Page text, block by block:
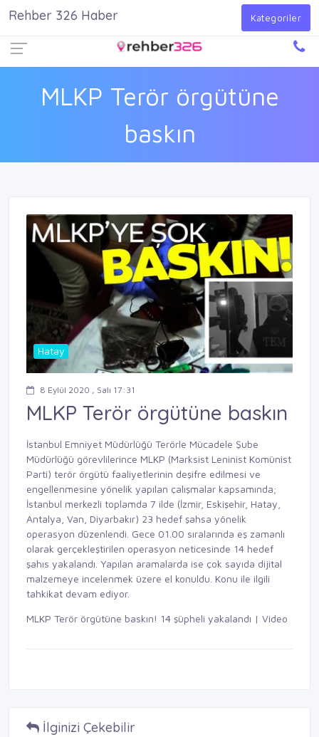
Giriş Yap
MLKP Terör örgütüne
baskın
Rehber 326 Haber Kategoriler
Hatay
8 Eylül 2020 , Salı 17:31
MLKP Terör örgütüne baskın
İstanbul Emniyet Müdürlüğü Terörle Mücadele Şube
Müdürlüğü görevlilerince MLKP (Marksist Leninist Komünist
Parti) terör örgütü faaliyetlerinin deşifre edilmesi ve
engellenmesine yönelik yapılan çalışmalar kapsamında;
İstanbul merkezli toplamda 7 ilde (İzmir, Eskişehir, Hatay,
Antalya, Van, Diyarbakır) 23 hedef şahsa yönelik
operasyon düzenlendi. Gece 01.00 sıralarında eş zamanlı
olarak gerçekleştirilen operasyon neticesinde 14 hedef
şahıs yakalandı. Yapılan aramalarda ise çok sayıda dijital
malzemeye incelenmek üzere el konuldu. Konu ile ilgili
tahkikat devam ediyor.
MLKP Terör örgütüne baskın! 14 şüpheli yakalandı | Video
İlginizi Çekebilir